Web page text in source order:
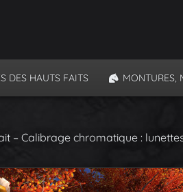
DES HAUTS FAITS MONTURES,
– Calibrage chromatique :